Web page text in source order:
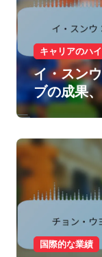
キャリアのハ
イ・スン
ブの成果
イト
国際的な業績